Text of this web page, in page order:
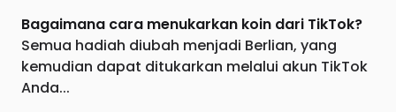
Bagaimana cara menukarkan koin dari TikTok?
Semua hadiah diubah menjadi Berlian, yang
kemudian dapat ditukarkan melalui akun TikTok
Anda...